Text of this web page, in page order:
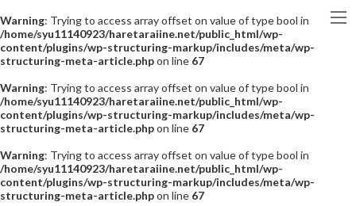
Warning: Trying to access array offset on value of type bool in
/home/syu11140923/haretaraiine.net/public_html/wp-
content/plugins/wp-structuring-markup/includes/meta/wp-
structuring-meta-article.phpon line 67
Warning: Trying to access array offset on value of type bool in
/home/syu11140923/haretaraiine.net/public_html/wp-
content/plugins/wp-structuring-markup/includes/meta/wp-
structuring-meta-article.phpon line 67
Warning: Trying to access array offset on value of type bool in
/home/syu11140923/haretaraiine.net/public_html/wp-
content/plugins/wp-structuring-markup/includes/meta/wp-
structuring-meta-article.phpon line 67